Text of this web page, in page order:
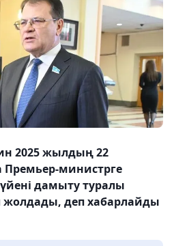
2025 жылдың 22
министрге
дамыту туралы
жолдады, деп хабарлайды